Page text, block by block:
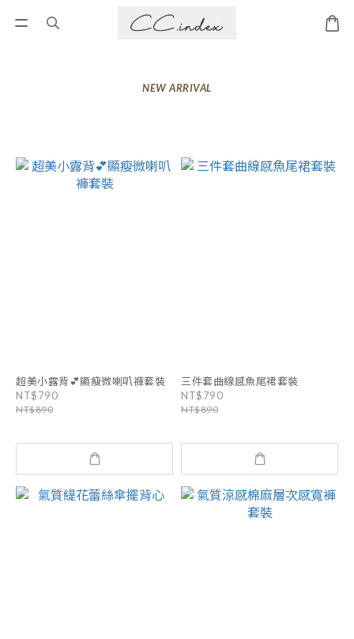
NEW ARRIVAL
超美小露背💕顯瘦微喇叭褲套裝
NT$790
NT$890
三件套曲線感魚尾裙套裝
NT$790
NT$890